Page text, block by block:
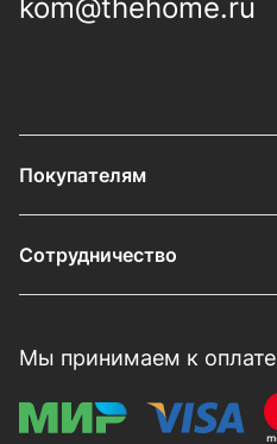
kom@thehome.ru
Покупателям
Сотрудничество
Мы принимаем к оплате